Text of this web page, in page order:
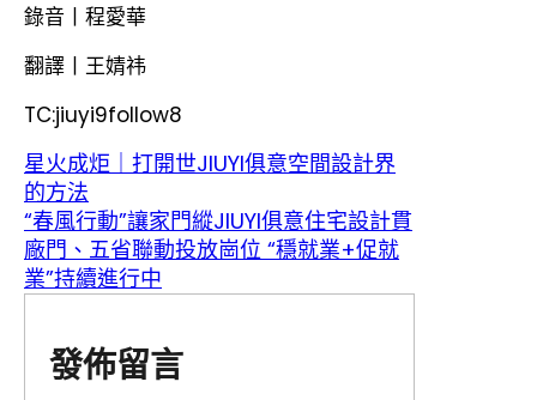
錄音丨程愛華
翻譯丨王婧祎
TC:jiuyi9follow8
星火成炬｜打開世JIUYI俱意空間設計界
的方法
“春風行動”讓家門縱JIUYI俱意住宅設計貫
廠門、五省聯動投放崗位 “穩就業+促就
業”持續進行中
發佈留言